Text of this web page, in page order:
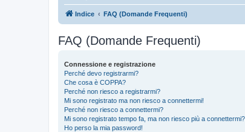
Indice FAQ (Domande Frequenti)
FAQ (Domande Frequenti)
Connessione e registrazione
Perché devo registrarmi?
Che cosa è COPPA?
Perché non riesco a registrarmi?
Mi sono registrato ma non riesco a connettermi!
Perché non riesco a connettermi?
Mi sono registrato tempo fa, ma non riesco più a
Ho perso la mia password!